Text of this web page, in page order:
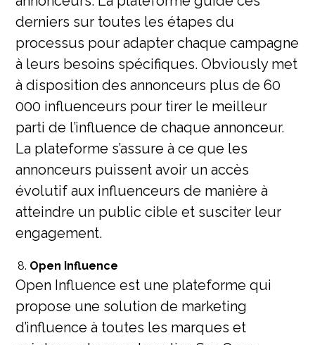
derniers sur toutes les étapes du
processus pour adapter chaque campagne
à leurs besoins spécifiques. Obviously met
à disposition des annonceurs plus de 60
000 influenceurs pour tirer le meilleur
parti de l’influence de chaque annonceur.
La plateforme s’assure à ce que les
annonceurs puissent avoir un accès
évolutif aux influenceurs de manière à
atteindre un public cible et susciter leur
engagement.
Open Influence
Open Influence est une plateforme qui
propose une solution de marketing
d’influence à toutes les marques et